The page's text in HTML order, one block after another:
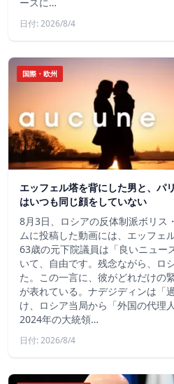
ースに…
日付: 2026/8/4
国際・欧州
エッフェル塔を背にした男と、パ
はいつも同じ顔をしていない
8月3日、ロシアの反体制派ボリス
ムに投稿した動画には、エッフェ
63歳の元下院議員は「良いニュー
いて、自由です。残念ながら、ロ
た。この一言に、彼がどれだけの
が表れている。ナデジディンは「
け、ロシア当局から「外国の代理
2024年の大統領…
日付: 2026/8/4